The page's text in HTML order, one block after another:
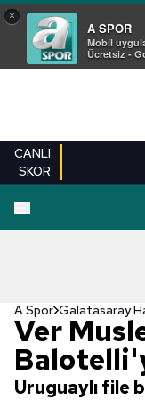
×
A SPOR
Mobil
Ücretsiz -
CANLI
SKOR
A Spor Galatasaray
Ver
Uruguaylı file